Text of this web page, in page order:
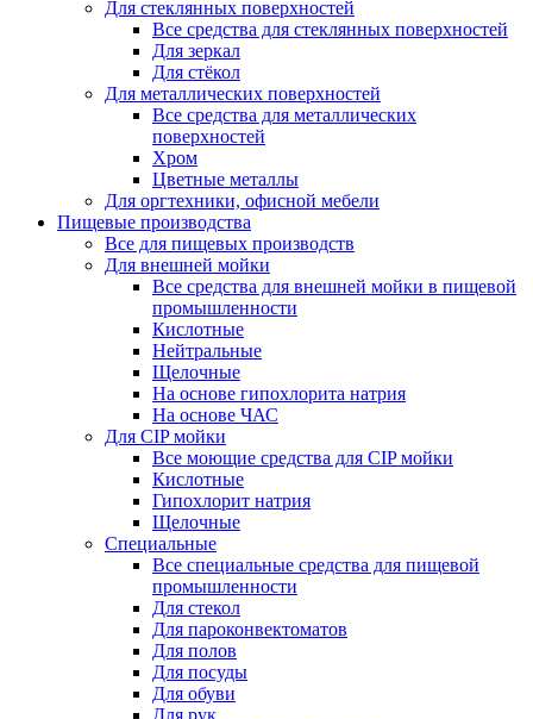
Для стеклянных поверхностей
Все средства для стеклянных поверхностей
Для зеркал
Для стёкол
Для металлических поверхностей
Все средства для металлических
поверхностей
Хром
Цветные металлы
Для оргтехники, офисной мебели
Пищевые производства
Все для пищевых производств
Для внешней мойки
Все средства для внешней мойки в пищевой
промышленности
Кислотные
Нейтральные
Щелочные
На основе гипохлорита натрия
На основе ЧАС
Для CIP мойки
Все моющие средства для CIP мойки
Кислотные
Гипохлорит натрия
Щелочные
Специальные
Все специальные средства для пищевой
промышленности
Для стекол
Для пароконвектоматов
Для полов
Для посуды
Для обуви
Для рук